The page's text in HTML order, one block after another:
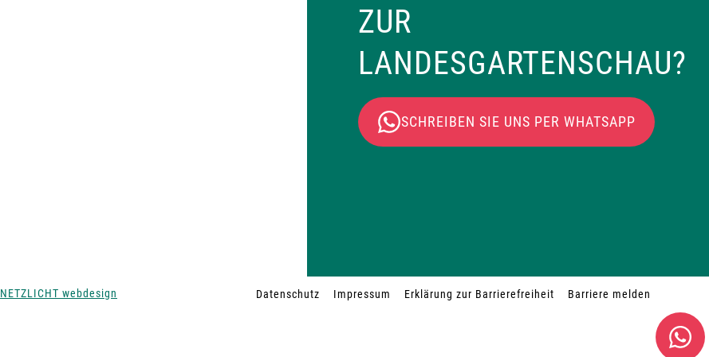
ZUR
LANDESGARTENSCHAU?
SCHREIBEN SIE UNS PER WHATSAPP
NETZLICHT webdesign Datenschutz Impressum Erklärung zur Barrierefreiheit Barriere melden